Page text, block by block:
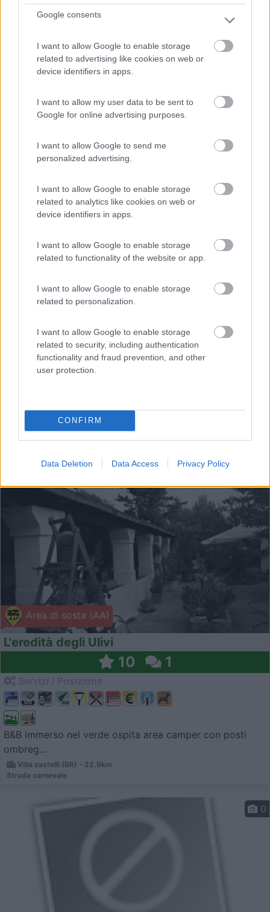
Google consents
I want to allow Google to enable storage
related to advertising like cookies on web or
device identifiers in apps.
I want to allow my user data to be sent to
Google for online advertising purposes.
I want to allow Google to send me
personalized advertising.
I want to allow Google to enable storage
related to analytics like cookies on web or
device identifiers in apps.
I want to allow Google to enable storage
related to functionality of the website or app.
I want to allow Google to enable storage
related to personalization.
I want to allow Google to enable storage
related to security, including authentication
functionality and fraud prevention, and other
user protection.
CONFIRM
Data Deletion Data Access Privacy Policy
Area di sosta (PS)
Parcheggio
Servizi / Posizione
Parcheggio illuminato, diurno nel famoso "Quartiere
Area di sosta (AA)
L'eredità degli Ulivi
10 1
B&B immerso nel verde ospita area camper con posti
ombreg...
Villa castelli (BR) - 22.9km
Strada carnevale
0